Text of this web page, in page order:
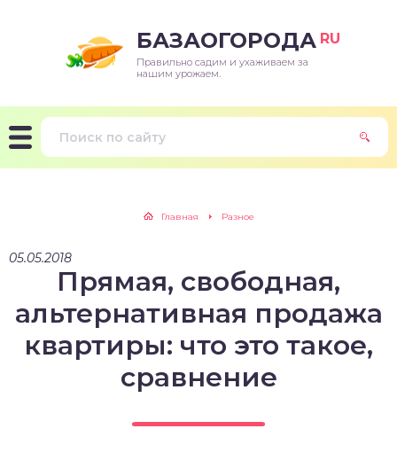
БАЗАОГОРОДА RU
Правильно садим и ухаживаем за
нашим урожаем.
Главная Разное
05.05.2018
Прямая, свободная,
альтернативная продажа
квартиры: что это такое,
сравнение